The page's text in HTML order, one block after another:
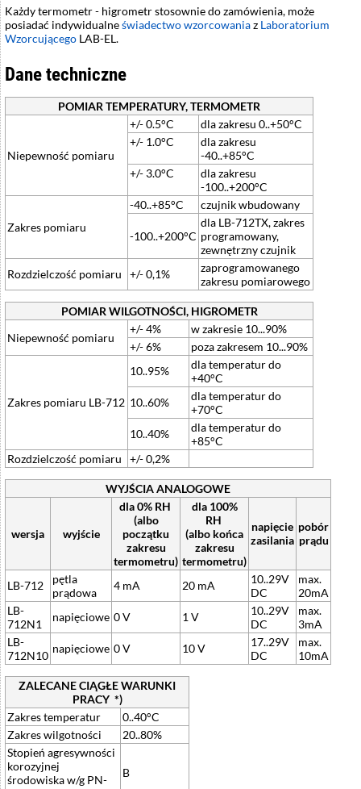
Każdy termometr - higrometr stosownie do zamówienia, może
posiadać indywidualneświadectwo wzorcowaniaz Laboratorium
Wzorcującego LAB-EL.
Dane techniczne
POMIAR TEMPERATURY, TERMOMETR
Niepewność pomiaru
+/- 0.5°C
dla zakresu 0..+50°C
+/- 1.0°C
dla zakresu
-40..+85°C
+/- 3.0°C
dla zakresu
-100..+200°C
Zakres pomiaru
-40..+85°C czujnik wbudowany
-100..+200°C
dla LB-712TX, zakres
programowany,
zewnętrzny czujnik
Rozdzielczość pomiaru
+/- 0,1%
zaprogramowanego
zakresu pomiarowego
POMIAR WILGOTNOŚCI, HIGROMETR
Niepewność pomiaru
+/- 4%
w zakresie 10...90%
+/- 6%
poza zakresem 10...90%
Zakres pomiaru LB-712
10..95%
dla temperatur do
+40°C
10..60%
dla temperatur do
+70°C
10..40%
dla temperatur do
+85°C
Rozdzielczość pomiaru
+/- 0,2%
WYJŚCIA ANALOGOWE
wersja wyjście
dla 0% RH
(albo
początku
zakresu
termometru)
dla 100%
RH
(albo końca
zakresu
termometru)
napięcie
zasilania
pobór
prądu
LB-712
pętla
prądowa
4 mA 20 mA
10..29V
DC
max.
20mA
LB-
712N1
napięciowe 0 V 1 V
10..29V
DC
max.
3mA
LB-
712N10
napięciowe 0 V 10 V
17..29V
DC
max.
10mA
ZALECANE CIĄGŁE WARUNKI
PRACY *)
Zakres temperatur
0..40°C
Zakres wilgotności
20..80%
Stopień agresywności
korozyjnej
środowiska w/g PN-
B